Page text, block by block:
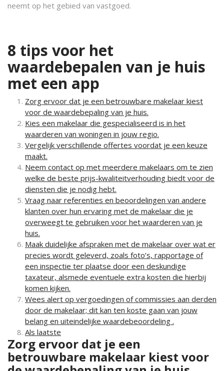
neemt op het gebied van vastgoed.
8 tips voor het
waardebepalen van je huis
met een app
Zorg ervoor dat je een betrouwbare makelaar kiest
voor de waardebepaling van je huis.
Kies een makelaar die gespecialiseerd is in het
waarderen van woningen in jouw regio.
Vergelijk verschillende offertes voordat je een keuze
maakt.
Neem contact op met meerdere makelaars om te zien
welke de beste prijs-kwaliteitverhouding biedt voor de
diensten die je nodig hebt.
Vraag naar referenties en beoordelingen van andere
klanten over hun ervaring met de makelaar die je
overweegt te gebruiken voor het waarderen van je
huis.
Maak duidelijke afspraken met de makelaar over wat er
precies wordt geleverd, zoals foto’s, rapportage of
een inspectie ter plaatse door een deskundige
taxateur, alsmede eventuele extra kosten die hierbij
komen kijken.
Wees alert op vergoedingen of commissies aan derden
door de makelaar; dit kan ten koste gaan van jouw
belang en uiteindelijke waardebeoordeling .
Als laatste
Zorg ervoor dat je een
betrouwbare makelaar kiest voor